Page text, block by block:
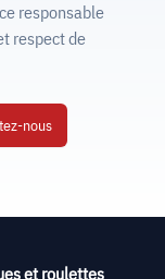
responsable
respect de
nous
et roulettes